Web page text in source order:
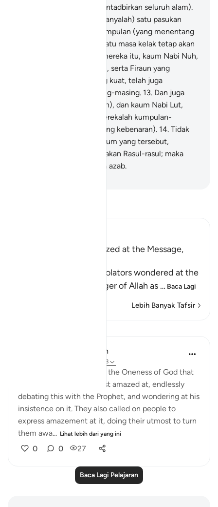
The Idolators were amazed at the Message,
Allah tells us that the idolators wondered at the
sending of the Messenger of Allah as … Baca Lagi
Lebih Banyak Tafsir
In the Shade of the Quran
ayat 38:8
Yet this is the truth about the Oneness of God that
the unbelievers were most amazed at, endlessly
debating this with the Prophet, and wondering at his
insistence on it. They also called on people to
express amazement at it, doing their utmost to turn
them awa... Lihat lebih dari yang ini
0 0 27
Baca Lagi Pelajaran
mereka ke situ (untuk mentadbirkan seluruh alam).
(Sebenarnya mereka hanyalah) satu pasukan
tentera dari kumpulan-kumpulan (yang menentang
kebenaran), yang pada suatu masa kelak tetap akan
Sebelum mereka itu, kaum Nabi Nuh,
dan Aad (kaum Nabi Hud), serta Firaun yang
mempunyai kerajaan yang kuat, telah juga
mendustakan Rasul masing-masing. 13. Dan juga
Thamud (kaum Nabi Soleh), dan kaum Nabi Lut,
serta penduduk Aikah; merekalah kumpulan-
kumpulan (yang menentang kebenaran). 14. Tidak
ada satupun dari kaum-kaum yang tersebut,
melainkan telah mendustakan Rasul-rasul; maka
berhaklah mereka ditimpa azab.